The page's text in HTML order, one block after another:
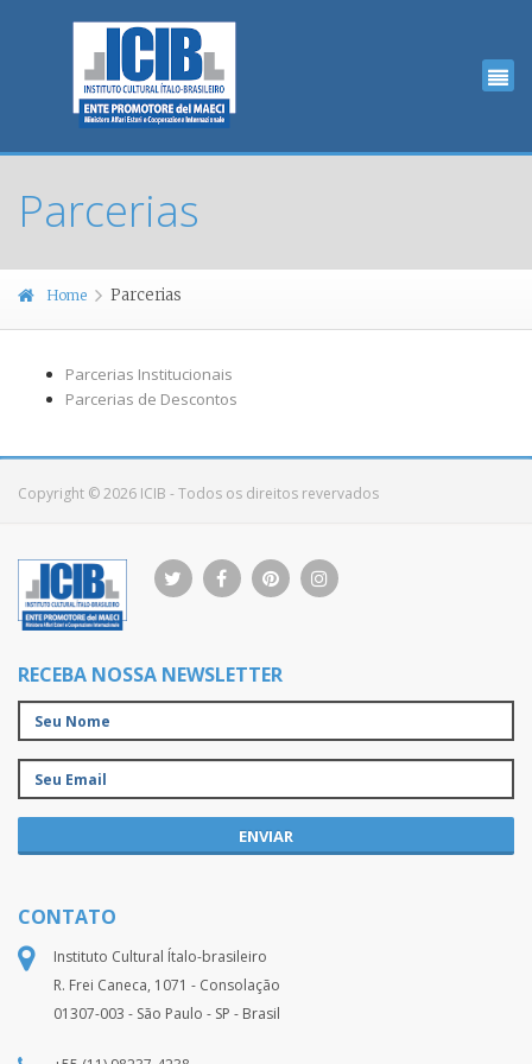
Parcerias
Home Parcerias
Parcerias Institucionais
Parcerias de Descontos
Copyright © 2026 ICIB - Todos os direitos revervados
RECEBA NOSSA NEWSLETTER
ENVIAR
CONTATO
Instituto Cultural Ítalo-brasileiro
R. Frei Caneca, 1071 - Consolação
01307-003 - São Paulo - SP - Brasil